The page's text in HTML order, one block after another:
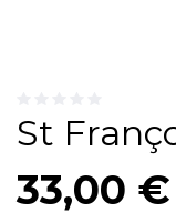
St
33,00 €